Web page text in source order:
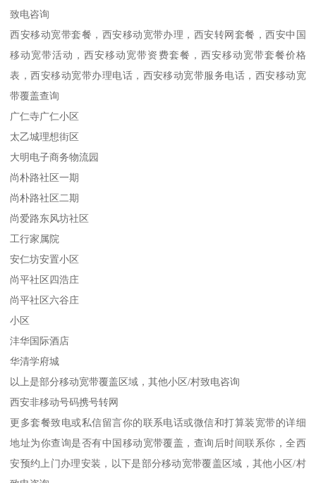
致电咨询
西安移动宽带套餐，西安移动宽带办理，西安转网套餐，西安中国
移动宽带活动，西安移动宽带资费套餐，西安移动宽带套餐价格
表，西安移动宽带办理电话，西安移动宽带服务电话，西安移动宽
带覆盖查询
广仁寺广仁小区
太乙城理想街区
大明电子商务物流园
尚朴路社区一期
尚朴路社区二期
尚爱路东风坊社区
工行家属院
安仁坊安置小区
尚平社区四浩庄
尚平社区六谷庄
小区
沣华国际酒店
华清学府城
以上是部分移动宽带覆盖区域，其他小区/村致电咨询
西安非移动号码携号转网
更多套餐致电或私信留言你的联系电话或微信和打算装宽带的详细
地址为你查询是否有中国移动宽带覆盖，查询后时间联系你，全西
安预约上门办理安装，以下是部分移动宽带覆盖区域，其他小区/村